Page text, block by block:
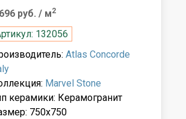
руб./ м2
132056
Atlas Concorde
Marvel Stone
керамики: Керамогранит
750x750